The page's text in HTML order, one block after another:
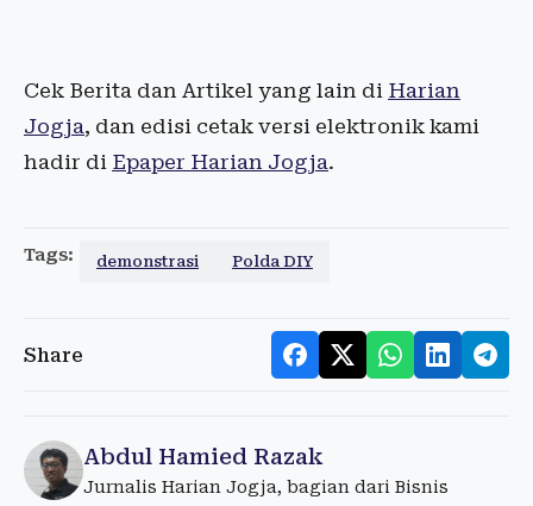
Cek Berita dan Artikel yang lain di Harian
Jogja, dan edisi cetak versi elektronik kami
hadir di Epaper Harian Jogja.
Tags: demonstrasi Polda DIY
Share
Abdul Hamied Razak
Jurnalis Harian Jogja, bagian dari Bisnis